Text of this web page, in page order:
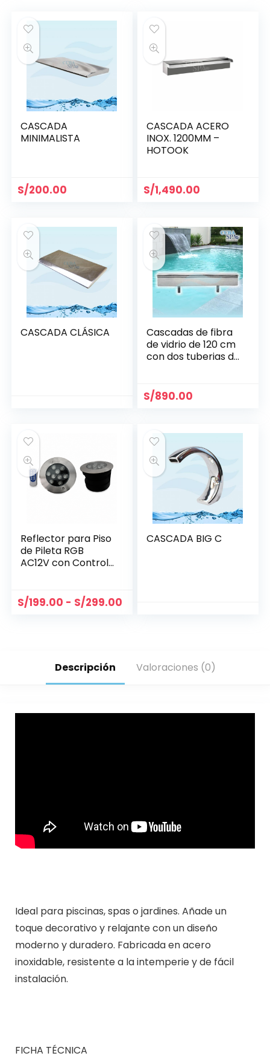
CASCADA
MINIMALISTA
S/200.00
CASCADA ACERO
INOX. 1200MM –
HOTOOK
S/1,490.00
CASCADA CLÁSICA
Cascadas de fibra
de vidrio de 120 cm
con dos tuberias de
S/890.00
Reflector para Piso
de Pileta RGB
AC12V con Control
S/199.00 - S/299.00
CASCADA BIG C
Descripción Valoraciones (0)
Ideal para piscinas, spas o jardines. Añade un
toque decorativo y relajante con un diseño
moderno y duradero. Fabricada en acero
inoxidable, resistente a la intemperie y de fácil
instalación.
FICHA TÉCNICA